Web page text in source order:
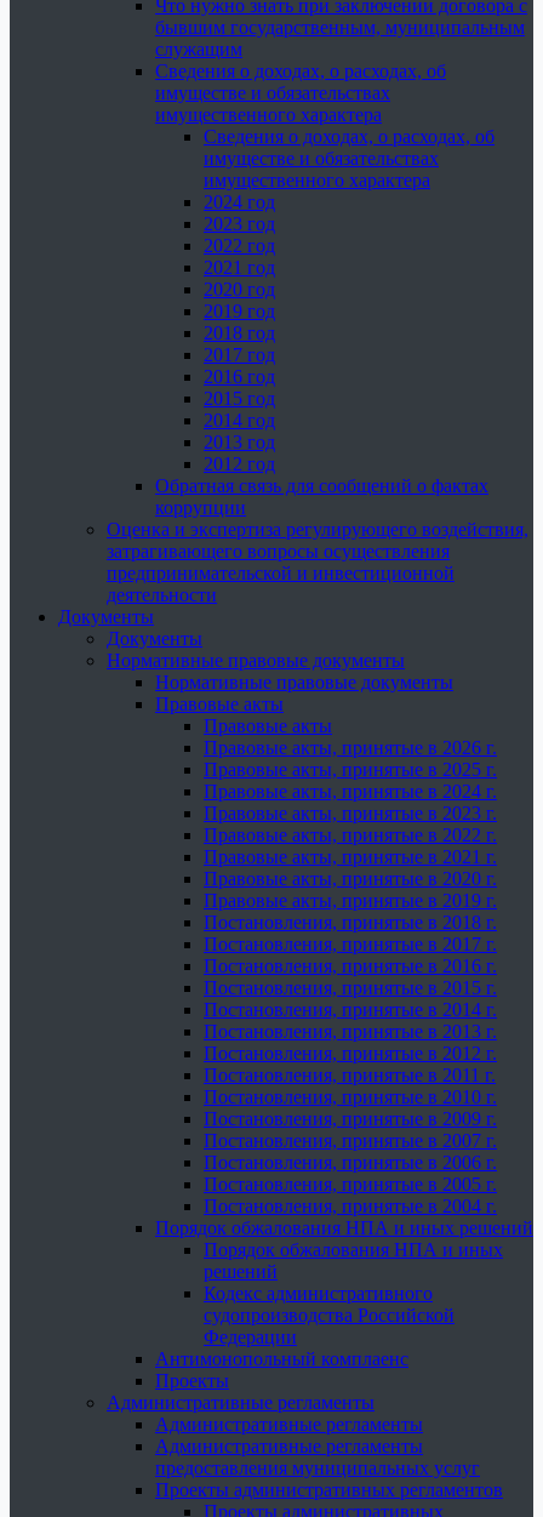
Что нужно знать при заключении договора с
бывшим государственным, муниципальным
служащим
Сведения о доходах, о расходах, об
имуществе и обязательствах
имущественного характера
Сведения о доходах, о расходах, об
имуществе и обязательствах
имущественного характера
2024 год
2023 год
2022 год
2021 год
2020 год
2019 год
2018 год
2017 год
2016 год
2015 год
2014 год
2013 год
2012 год
Обратная связь для сообщений о фактах
коррупции
Оценка и экспертиза регулирующего воздействия,
затрагивающего вопросы осуществления
предпринимательской и инвестиционной
деятельности
Документы
Документы
Нормативные правовые документы
Нормативные правовые документы
Правовые акты
Правовые акты
Правовые акты, принятые в 2026 г.
Правовые акты, принятые в 2025 г.
Правовые акты, принятые в 2024 г.
Правовые акты, принятые в 2023 г.
Правовые акты, принятые в 2022 г.
Правовые акты, принятые в 2021 г.
Правовые акты, принятые в 2020 г.
Правовые акты, принятые в 2019 г.
Постановления, принятые в 2018 г.
Постановления, принятые в 2017 г.
Постановления, принятые в 2016 г.
Постановления, принятые в 2015 г.
Постановления, принятые в 2014 г.
Постановления, принятые в 2013 г.
Постановления, принятые в 2012 г.
Постановления, принятые в 2011 г.
Постановления, принятые в 2010 г.
Постановления, принятые в 2009 г.
Постановления, принятые в 2007 г.
Постановления, принятые в 2006 г.
Постановления, принятые в 2005 г.
Постановления, принятые в 2004 г.
Порядок обжалования НПА и иных решений
Порядок обжалования НПА и иных
решений
Кодекс административного
судопроизводства Российской
Федерации
Антимонопольный комплаенс
Проекты
Административные регламенты
Административные регламенты
Административные регламенты
предоставления муниципальных услуг
Проекты административных регламентов
Проекты административных